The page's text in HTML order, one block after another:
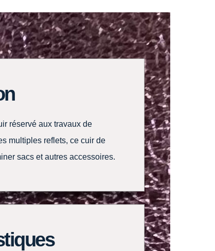
réservé aux travaux de
multiples reflets, ce cuir de
sacs et autres accessoires.